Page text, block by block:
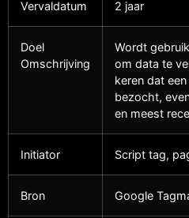
Vervaldatum 2 jaar
Doel
Omschrijving
Wordt
om data te
keren dat
bezocht,
en meest
Initiator Script tag,
Bron Google